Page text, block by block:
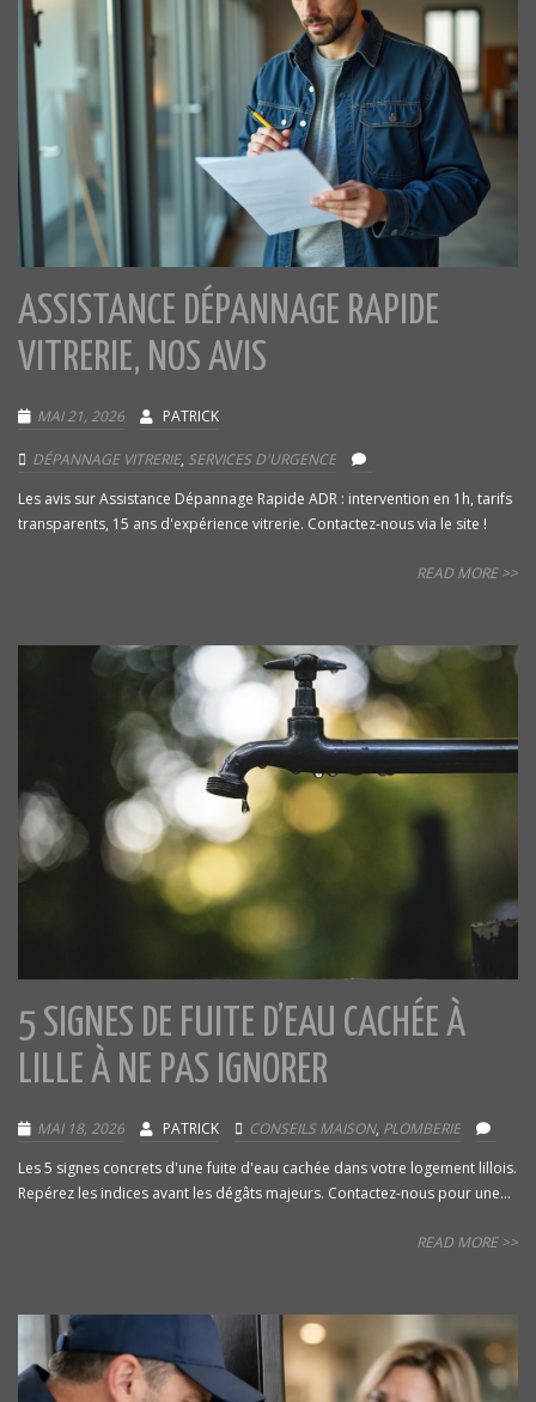
ASSISTANCE DÉPANNAGE RAPIDE
VITRERIE, NOS AVIS
MAI 21, 2026 PATRICK
DÉPANNAGE VITRERIE, SERVICES D'URGENCE
Les avis sur Assistance Dépannage Rapide ADR : intervention en 1h, tarifs
transparents, 15 ans d'expérience vitrerie. Contactez-nous via le site !
READ MORE >>
5 SIGNES DE FUITE D’EAU CACHÉE À
LILLE À NE PAS IGNORER
MAI 18, 2026 PATRICK CONSEILS MAISON, PLOMBERIE
Les 5 signes concrets d'une fuite d'eau cachée dans votre logement lillois.
Repérez les indices avant les dégâts majeurs. Contactez-nous pour une...
READ MORE >>